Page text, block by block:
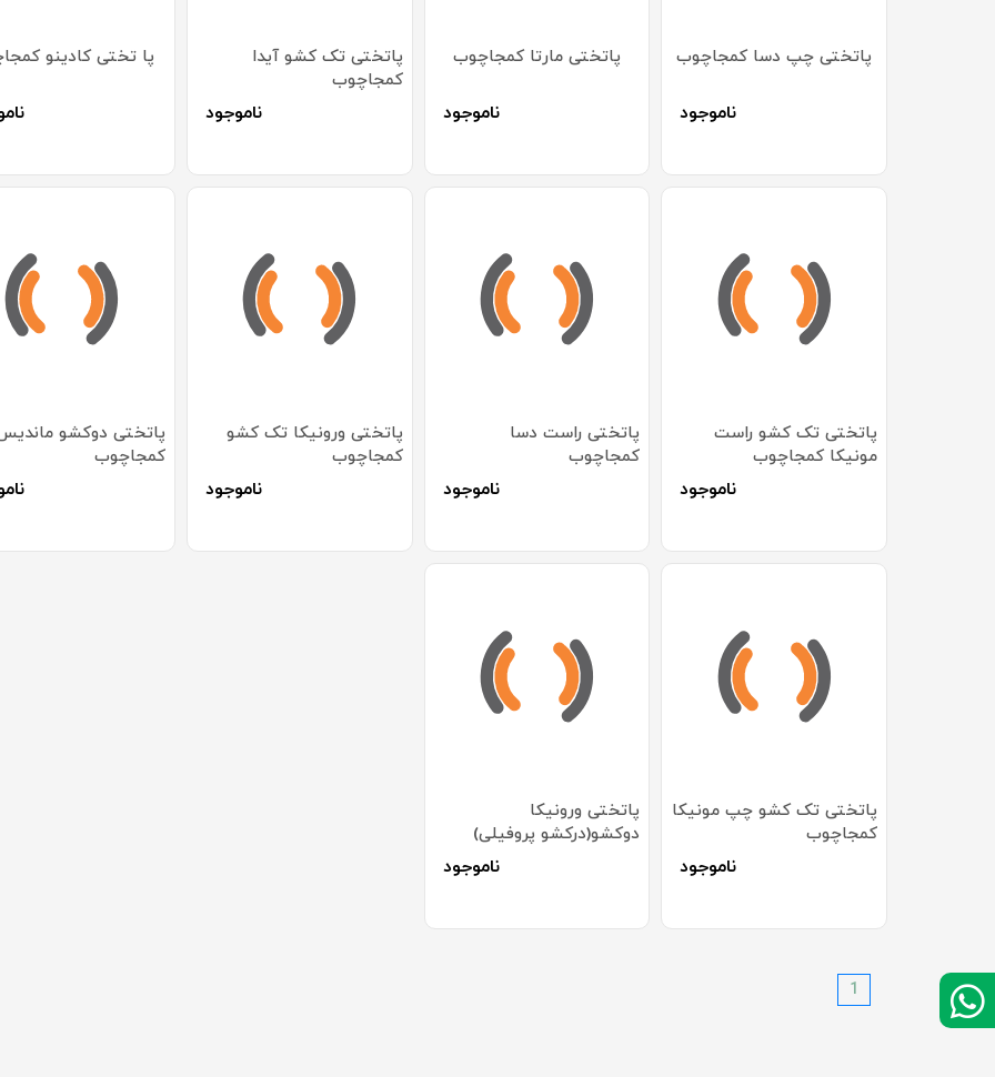
پاتختی چپ دسا کمجاچوب
ناموجود
پاتختی مارتا کمجاچوب
ناموجود
پاتختی تک کشو آیدا
کمجاچوب
ناموجود
پا تختی کادینو
پاتختی تک کشو راست
مونیکا کمجاچوب
ناموجود
پاتختی راست دسا
کمجاچوب
ناموجود
پاتختی ورونیکا تک کشو
کمجاچوب
ناموجود
پاتختی دوکشو
کمجاچوب
پاتختی تک کشو چپ مونیکا
کمجاچوب
ناموجود
پاتختی ورونیکا
دوکشو(درکشو پروفیلی)
ناموجود
1